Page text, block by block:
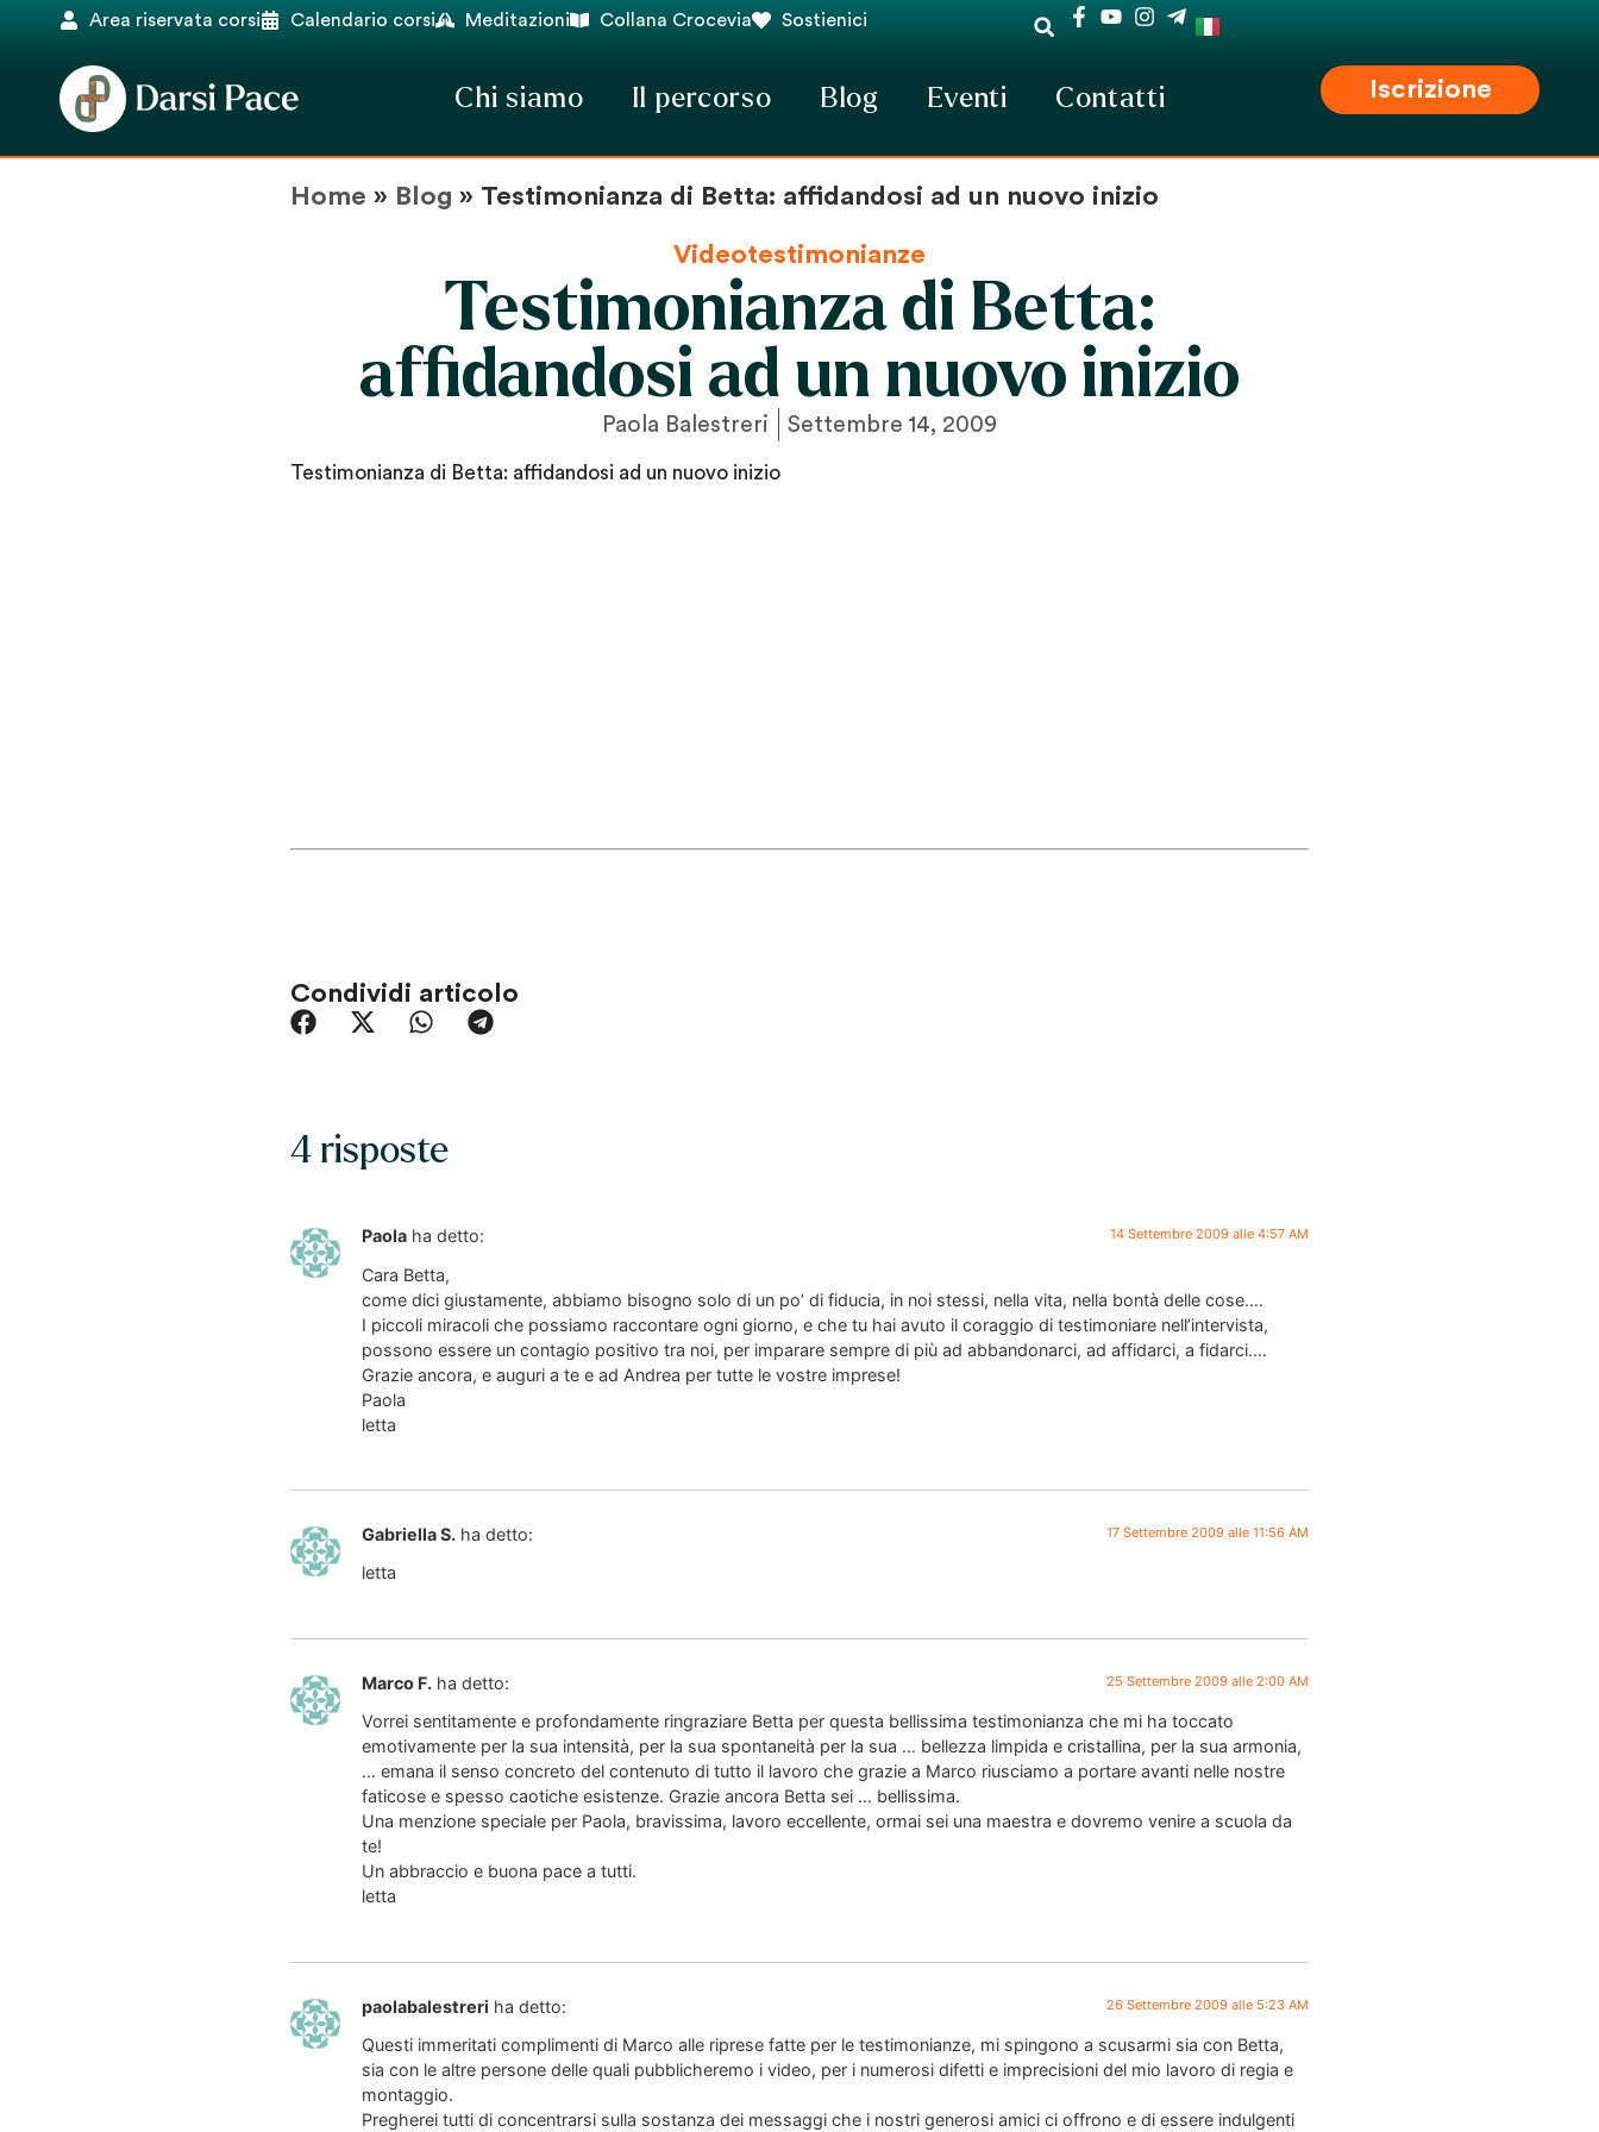
Area riservata corsi Calendario corsi Meditazioni Collana Crocevia Sostienici
Chi siamo Il percorso Blog Eventi Contatti Iscrizione
Home » Blog » Testimonianza di Betta: affidandosi ad un nuovo inizio
Videotestimonianze
Testimonianza di Betta:
affidandosi ad un nuovo inizio
Paola Balestreri Settembre 14, 2009
Testimonianza di Betta: affidandosi ad un nuovo inizio
Condividi articolo
4 risposte
Paola ha detto: 14 Settembre 2009 alle 4:57 AM
Cara Betta,
come dici giustamente, abbiamo bisogno solo di un po’ di fiducia, in noi stessi, nella vita, nella bontà delle cose….
I piccoli miracoli che possiamo raccontare ogni giorno, e che tu hai avuto il coraggio di testimoniare nell’intervista,
possono essere un contagio positivo tra noi, per imparare sempre di più ad abbandonarci, ad affidarci, a fidarci….
Grazie ancora, e auguri a te e ad Andrea per tutte le vostre imprese!
Paola
letta
Gabriella S. ha detto: 17 Settembre 2009 alle 11:56 AM
letta
Marco F. ha detto: 25 Settembre 2009 alle 2:00 AM
Vorrei sentitamente e profondamente ringraziare Betta per questa bellissima testimonianza che mi ha toccato
emotivamente per la sua intensità, per la sua spontaneità per la sua … bellezza limpida e cristallina, per la sua armonia,
… emana il senso concreto del contenuto di tutto il lavoro che grazie a Marco riusciamo a portare avanti nelle nostre
faticose e spesso caotiche esistenze. Grazie ancora Betta sei … bellissima.
Una menzione speciale per Paola, bravissima, lavoro eccellente, ormai sei una maestra e dovremo venire a scuola da
te!
Un abbraccio e buona pace a tutti.
letta
paolabalestreri ha detto: 26 Settembre 2009 alle 5:23 AM
Questi immeritati complimenti di Marco alle riprese fatte per le testimonianze, mi spingono a scusarmi sia con Betta,
sia con le altre persone delle quali pubblicheremo i video, per i numerosi difetti e imprecisioni del mio lavoro di regia e
montaggio.
Pregherei tutti di concentrarsi sulla sostanza dei messaggi che i nostri generosi amici ci offrono e di essere indulgenti